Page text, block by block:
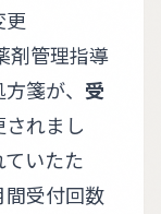
更
剤管理指導
箋が、 受
れまし
いたた
受付回数